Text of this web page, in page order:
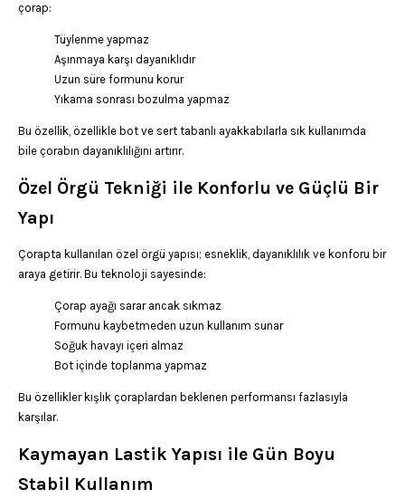
çorap:
Tüylenme yapmaz
Aşınmaya karşı dayanıklıdır
Uzun süre formunu korur
Yıkama sonrası bozulma yapmaz
Bu özellik, özellikle bot ve sert tabanlı ayakkabılarla sık kullanımda
bile çorabın dayanıklılığını artırır.
Özel Örgü Tekniği ile Konforlu ve Güçlü Bir
Yapı
Çorapta kullanılan özel örgü yapısı; esneklik, dayanıklılık ve konforu bir
araya getirir. Bu teknoloji sayesinde:
Çorap ayağı sarar ancak sıkmaz
Formunu kaybetmeden uzun kullanım sunar
Soğuk havayı içeri almaz
Bot içinde toplanma yapmaz
Bu özellikler kışlık çoraplardan beklenen performansı fazlasıyla
karşılar.
Kaymayan Lastik Yapısı ile Gün Boyu
Stabil Kullanım